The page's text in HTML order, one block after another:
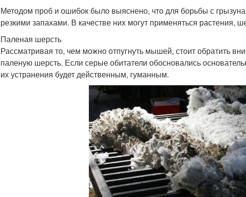
Методом проб и ошибок было выяснено, что для борьбы с
резкими запахами. В качестве них могут применяться растения,
Паленая шерсть
Рассматривая то, чем можно отпугнуть мышей, стоит обратить
паленую шерсть. Если серые обитатели обосновались
их устранения будет действенным, гуманным.